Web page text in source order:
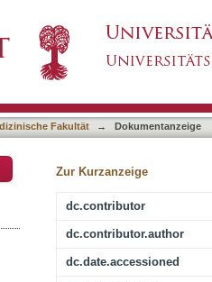
Fakultät → Dokumentanzeige
Zur Kurzanzeige
dc.contributor
dc.contributor.author
dc.date.accessioned